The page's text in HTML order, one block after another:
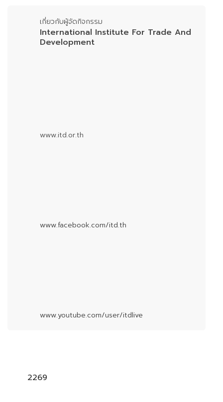
เกี่ยวกับผู้จัดกิจกรรม
International Institute For Trade And
Development
www.itd.or.th
www.facebook.com/itd.th
www.youtube.com/user/itdlive
2269